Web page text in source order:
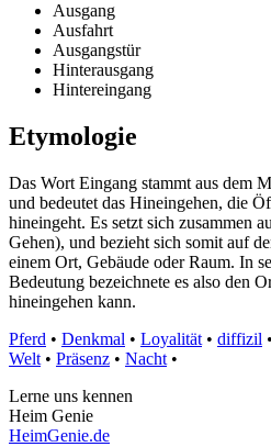
Ausgang
Ausfahrt
Ausgangstür
Hinterausgang
Hintereingang
Etymologie
Das Wort Eingang stammt aus dem
und bedeutet das Hineingehen, die
hineingeht. Es setzt sich zusammen
Gehen), und bezieht sich somit auf
einem Ort, Gebäude oder Raum. In
Bedeutung bezeichnete es also den
hineingehen kann.
Pferd • Denkmal • Loyalität • diffizil •
Welt • Präsenz • Nacht •
Lerne uns kennen
Heim Genie
HeimGenie.de